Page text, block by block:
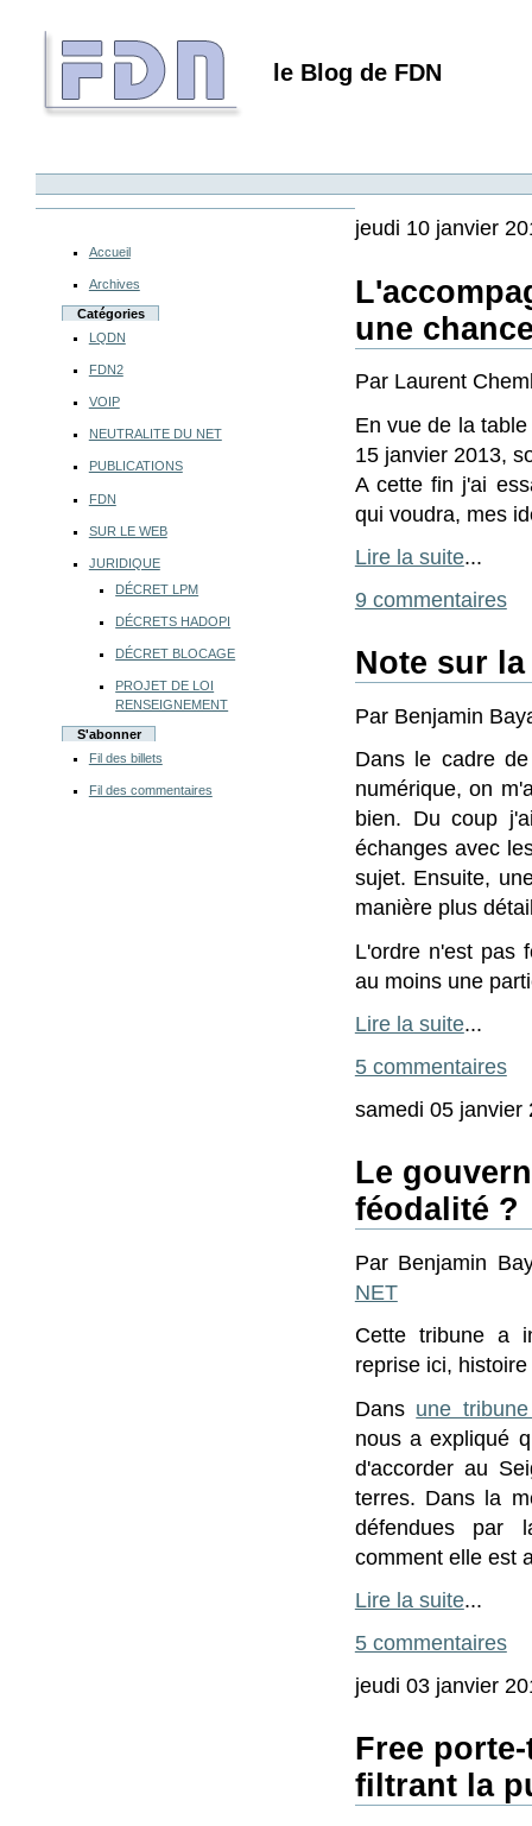
le Blog de FDN
jeudi 10 janvier
une
Par Laurent
En vue de la
15 janvier 2013,
A cette fin j'ai
qui voudra, mes
Lire la suite...
9 commentaires
Note sur
Par Benjamin
Dans le cadre
numérique, on
bien. Du coup
échanges avec
sujet. Ensuite,
manière plus
L'ordre n'est pas
au moins une
Lire la suite...
5 commentaires
samedi 05 janvier
Le
féodalité ?
Par Benjamin
NET
Cette tribune a
reprise ici,
Dans une
nous a expliqué
d'accorder au
terres. Dans la
défendues par
comment elle est
Lire la suite...
5 commentaires
jeudi 03 janvier
Free
filtrant la
Accueil
Archives
Catégories
LQDN
FDN2
VOIP
NEUTRALITE DU NET
PUBLICATIONS
FDN
SUR LE WEB
JURIDIQUE
DÉCRET LPM
DÉCRETS HADOPI
DÉCRET BLOCAGE
PROJET DE LOI
RENSEIGNEMENT
S'abonner
Fil des billets
Fil des commentaires